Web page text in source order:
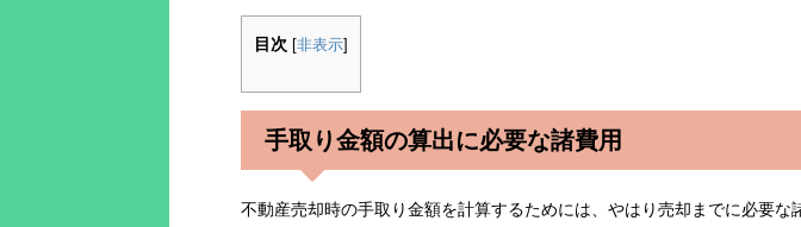
目次 非表示
手取り金額の算出に必要な諸費用
不動産売却時の手取り金額を計算するためには、やはり売却までに必要な